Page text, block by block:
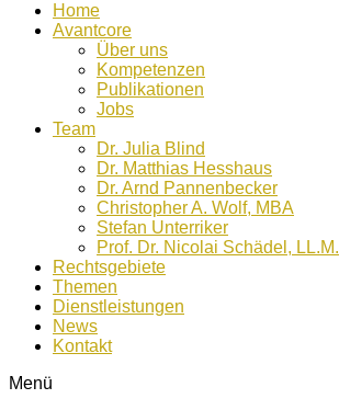
Home
Avantcore
Über uns
Kompetenzen
Publikationen
Jobs
Team
Dr. Julia Blind
Dr. Matthias Hesshaus
Dr. Arnd Pannenbecker
Christopher A. Wolf, MBA
Stefan Unterriker
Prof. Dr. Nicolai Schädel, LL.M.
Rechtsgebiete
Themen
Dienstleistungen
News
Kontakt
Menü